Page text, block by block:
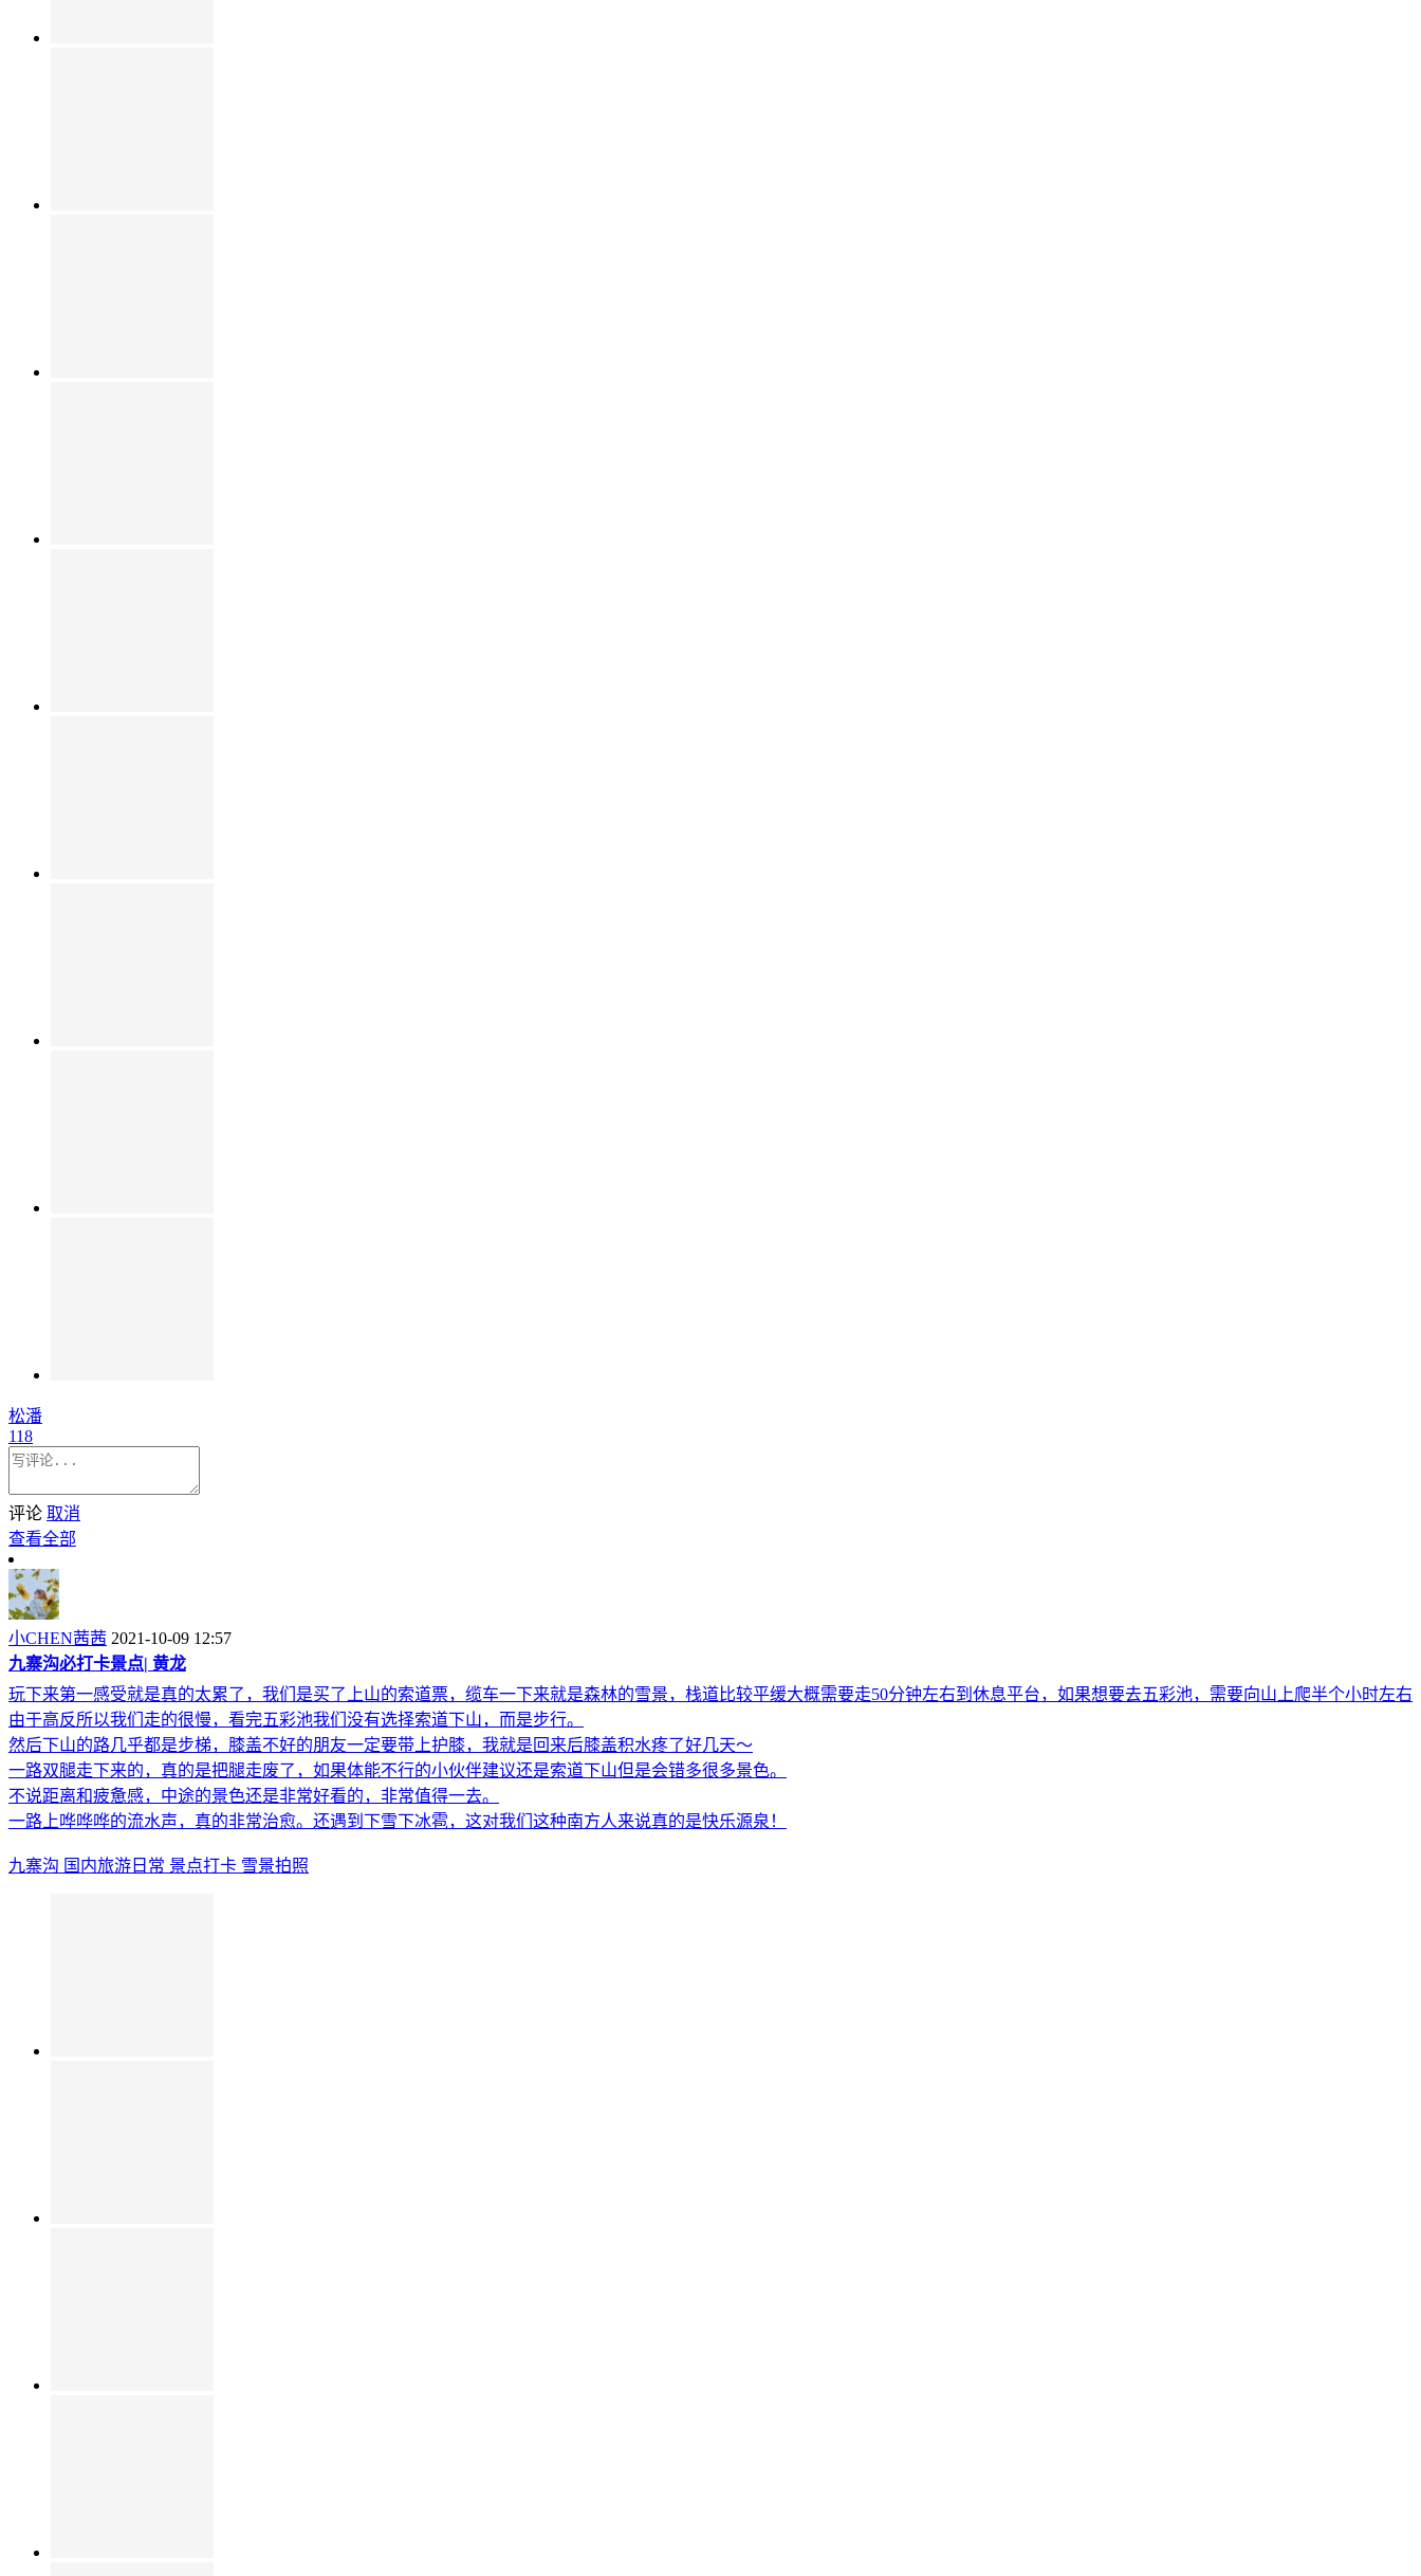
松潘
118
评论 取消
查看全部
小CHEN茜茜 2021-10-09 12:57
九寨沟必打卡景点| 黄龙
玩下来第一感受就是真的太累了，我们是买了上山的索道票，缆车一下来就是森林的雪景，栈道比较平缓大概需要走50分钟左右到休息平台，如果想要去五彩池，需要向山上爬半个小时左右
由于高反所以我们走的很慢，看完五彩池我们没有选择索道下山，而是步行。
然后下山的路几乎都是步梯，膝盖不好的朋友一定要带上护膝，我就是回来后膝盖积水疼了好几天～
一路双腿走下来的，真的是把腿走废了，如果体能不行的小伙伴建议还是索道下山但是会错多很多景色。
不说距离和疲惫感，中途的景色还是非常好看的，非常值得一去。
一路上哗哗哗的流水声，真的非常治愈。还遇到下雪下冰雹，这对我们这种南方人来说真的是快乐源泉！
九寨沟 国内旅游日常 景点打卡 雪景拍照